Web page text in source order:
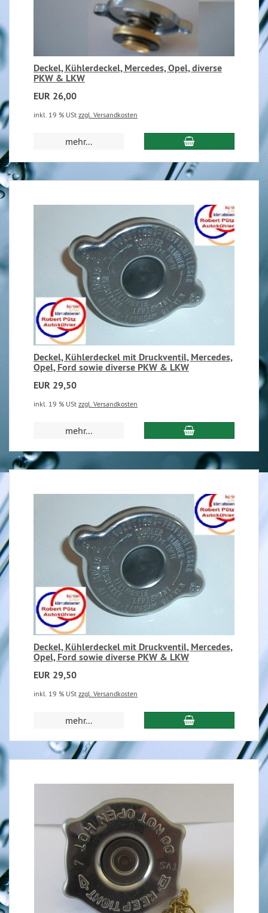
Deckel, Kühlerdeckel, Mercedes, Opel, diverse
PKW & LKW
EUR 26,00
inkl. 19 % USt zzgl. Versandkosten
mehr...
Deckel, Kühlerdeckel mit Druckventil, Mercedes,
Opel, Ford sowie diverse PKW & LKW
EUR 29,50
inkl. 19 % USt zzgl. Versandkosten
mehr...
Deckel, Kühlerdeckel mit Druckventil, Mercedes,
Opel, Ford sowie diverse PKW & LKW
EUR 29,50
inkl. 19 % USt zzgl. Versandkosten
mehr...